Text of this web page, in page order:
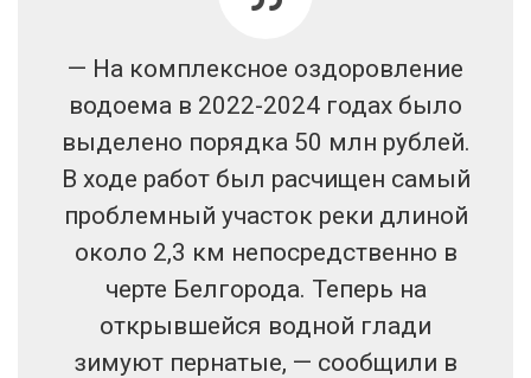
— На комплексное оздоровление
водоема в 2022-2024 годах было
выделено порядка 50 млн рублей.
В ходе работ был расчищен самый
проблемный участок реки длиной
около 2,3 км непосредственно в
черте Белгорода. Теперь на
открывшейся водной глади
зимуют пернатые, — сообщили в